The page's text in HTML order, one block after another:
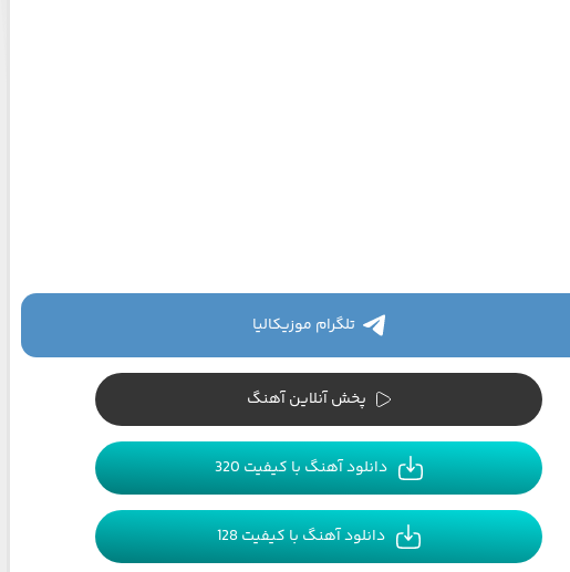
تلگرام موزیکالیا
پخش آنلاین آهنگ
دانلود آهنگ با کیفیت 320
دانلود آهنگ با کیفیت 128